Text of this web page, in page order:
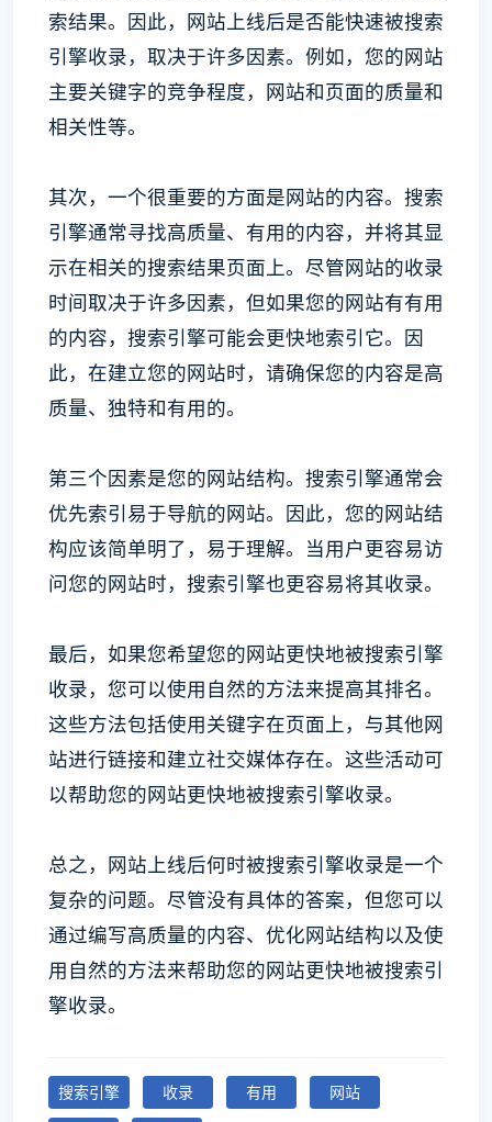
索结果。因此，网站上线后是否能快速被搜索
引擎收录，取决于许多因素。例如，您的网站
主要关键字的竞争程度，网站和页面的质量和
相关性等。
其次，一个很重要的方面是网站的内容。搜索
引擎通常寻找高质量、有用的内容，并将其显
示在相关的搜索结果页面上。尽管网站的收录
时间取决于许多因素，但如果您的网站有有用
的内容，搜索引擎可能会更快地索引它。因
此，在建立您的网站时，请确保您的内容是高
质量、独特和有用的。
第三个因素是您的网站结构。搜索引擎通常会
优先索引易于导航的网站。因此，您的网站结
构应该简单明了，易于理解。当用户更容易访
问您的网站时，搜索引擎也更容易将其收录。
最后，如果您希望您的网站更快地被搜索引擎
收录，您可以使用自然的方法来提高其排名。
这些方法包括使用关键字在页面上，与其他网
站进行链接和建立社交媒体存在。这些活动可
以帮助您的网站更快地被搜索引擎收录。
总之，网站上线后何时被搜索引擎收录是一个
复杂的问题。尽管没有具体的答案，但您可以
通过编写高质量的内容、优化网站结构以及使
用自然的方法来帮助您的网站更快地被搜索引
擎收录。
搜索引擎 收录 有用
网站